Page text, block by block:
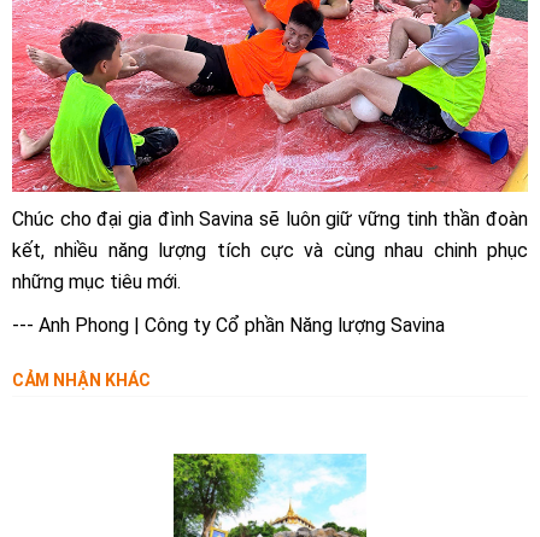
Chúc cho đại gia đình Savina sẽ luôn giữ vững tinh thần đoàn
kết, nhiều năng lượng tích cực và cùng nhau chinh phục
những mục tiêu mới.
--- Anh Phong | Công ty Cổ phần Năng lượng Savina
CẢM NHẬN KHÁC